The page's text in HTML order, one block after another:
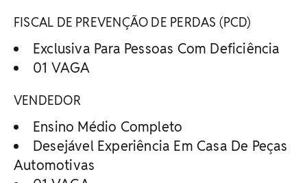
FISCAL DE PREVENÇÃO DE PERDAS (PCD)
Exclusiva Para Pessoas Com Deficiência
01 VAGA
VENDEDOR
Ensino Médio Completo
Desejável Experiência Em Casa De Peças
Automotivas